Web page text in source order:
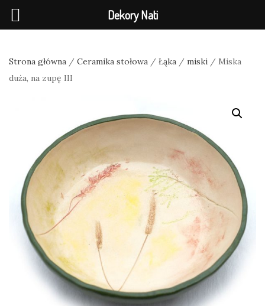
Strona główna / Ceramika stołowa / Łąka / miski / Miska
duża, na zupę III
Dekory Nati